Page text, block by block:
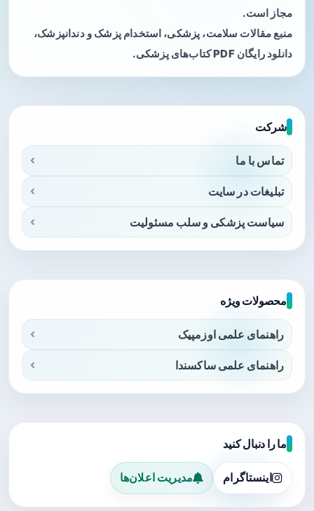
مجاز است.
منبع مقالات سلامت، پزشکی، استخدام پزشک و دندانپزشک،
دانلود رایگان PDF کتاب‌های پزشکی.
شرکت
تماس با ما
تبلیغات در سایت
سیاست پزشکی و سلب مسئولیت
محصولات ویژه
راهنمای علمی اوزمپیک
راهنمای علمی ساکسندا
ما را دنبال کنید
اینستاگرام مدیریت اعلان‌ها